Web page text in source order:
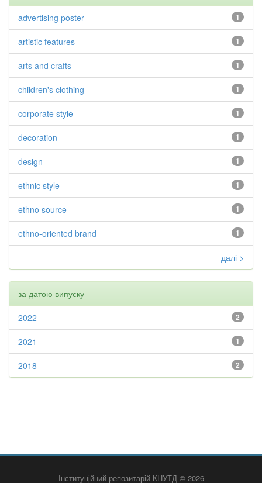
1
advertising poster
1
artistic features
1
arts and crafts
1
children's clothing
1
corporate style
1
decoration
1
design
1
ethnic style
1
ethno source
1
ethno-oriented brand
далі >
за датою випуску
2
2022
1
2021
2
2018
Інституційний репозитарій КНУТД © 2026